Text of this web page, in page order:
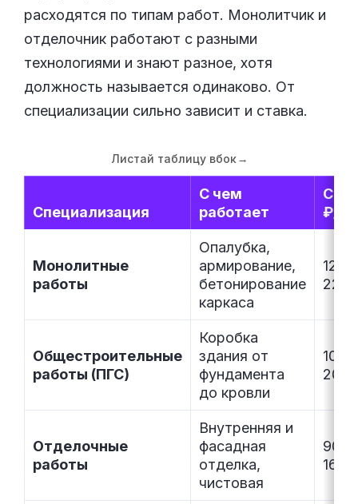
расходятся по типам работ. Монолитчик и
отделочник работают с разными
технологиями и знают разное, хотя
должность называется одинаково. От
специализации сильно зависит и ставка.
Листай таблицу вбок→
Специализация
С чем
работает
₽/
Монолитные
работы
Опалубка,
армирование,
бетонирование
каркаса
120
220
Общестроительные
работы (ПГС)
Коробка
здания от
фундамента
до кровли
100
200
Отделочные
работы
Внутренняя и
фасадная
отделка,
чистовая
90
160